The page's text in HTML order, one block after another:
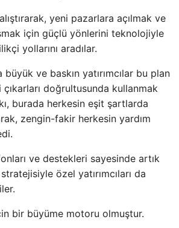
yeni pazarlara açılmak ve
için güçlü yönlerini teknolojiyle
yollarını aradılar.
ve baskın yatırımcılar bu plan
doğrultusunda kullanmak
burada herkesin eşit şartlarda
zengin-fakir herkesin yardım
ve destekleri sayesinde artık
özel yatırımcıları da
bir büyüme motoru olmuştur.